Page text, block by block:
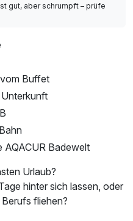
gut, aber schrumpft – prüfe
Buffet
AQACUR Badewelt
Urlaub?
hinter sich lassen, oder
fliehen?